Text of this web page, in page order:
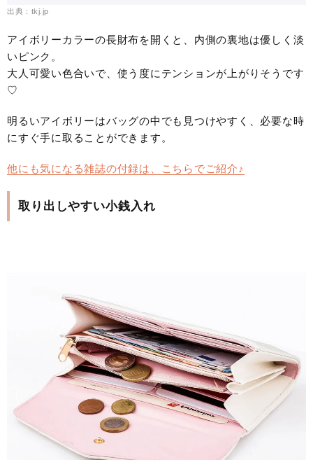
出典：tkj.jp
アイボリーカラーの長財布を開くと、内側の裏地は優しく淡
いピンク。
大人可愛い色合いで、使う度にテンションが上がりそうです
♡
明るいアイボリーはバッグの中でも見つけやすく、必要な時
にすぐ手に取ることができます。
他にも気になる雑誌の付録は、こちらでご紹介♪
取り出しやすい小銭入れ